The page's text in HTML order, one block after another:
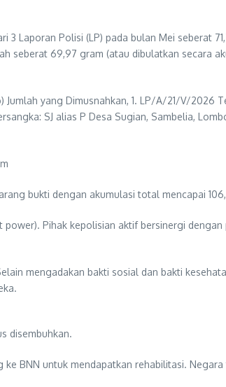
Laporan Polisi (LP) pada bulan Mei seberat
seberat 69,97 gram (atau dibulatkan secara
yang Dimusnahkan, 1. LP/A/21/V/2026
SJ alias P Desa Sugian, Sambelia,
bukti dengan akumulasi total mencapai
Pihak kepolisian aktif bersinergi dengan
mengadakan bakti sosial dan bakti
disembuhkan.
BNN untuk mendapatkan rehabilitasi.